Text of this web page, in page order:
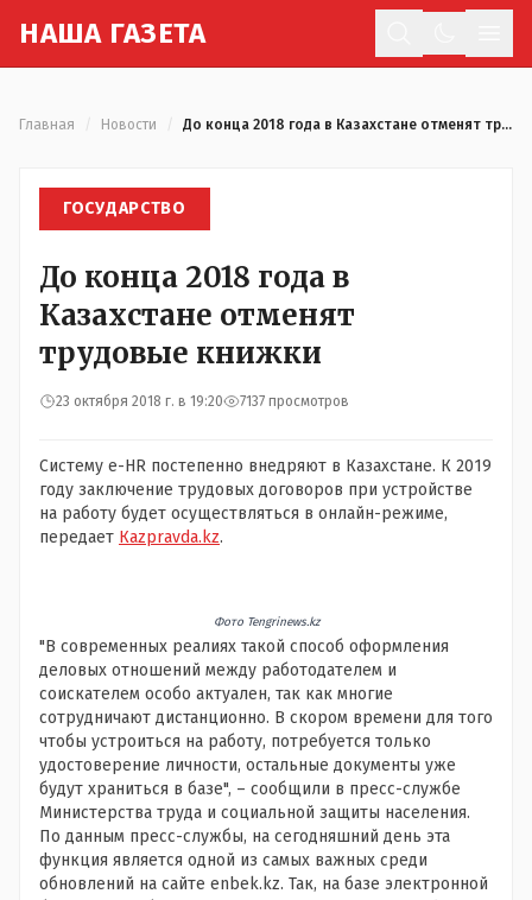
НАША ГАЗЕТА
Главная Новости До конца 2018 года в Казахстане отменят трудовые книжки
ГОСУДАРСТВО
До конца 2018 года в
Казахстане отменят
трудовые книжки
23 октября 2018 г. в 19:20 7137 просмотров
Систему e-HR постепенно внедряют в Казахстане. К 2019
году заключение трудовых договоров при устройстве
на работу будет осуществляться в онлайн-режиме,
передает Кazpravda.kz.
Фото Tengrinews.kz
"В современных реалиях такой способ оформления
деловых отношений между работодателем и
соискателем особо актуален, так как многие
сотрудничают дистанционно. В скором времени для того
чтобы устроиться на работу, потребуется только
удостоверение личности, остальные документы уже
будут храниться в базе", – сообщили в пресс-службе
Министерства труда и социальной защиты населения.
По данным пресс-службы, на сегодняшний день эта
функция является одной из самых важных среди
обновлений на сайте enbek.kz. Так, на базе электронной